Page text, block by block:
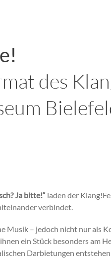
des
Ja bitte!“ laden der
verbindet.
Musik – jedoch nicht nur als
ein Stück besonders am
Darbietungen